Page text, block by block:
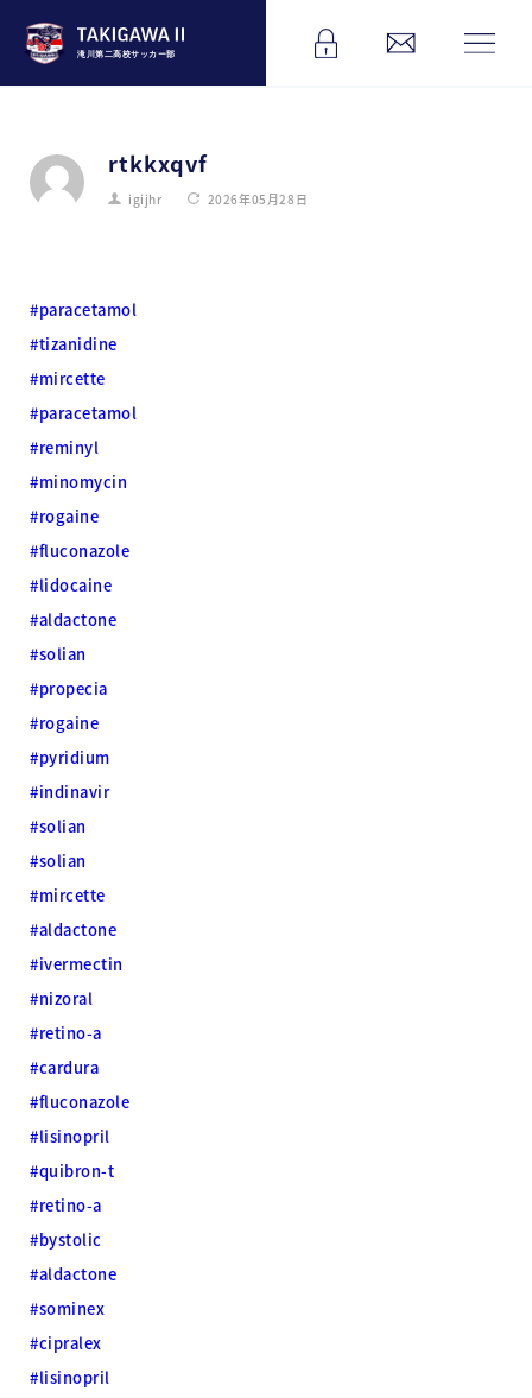
滝川第二高校サッカー部
rtkkxqvf
igijhr 2026年05月28日
#paracetamol
#tizanidine
#mircette
#paracetamol
#reminyl
#minomycin
#rogaine
#fluconazole
#lidocaine
#aldactone
#solian
#propecia
#rogaine
#pyridium
#indinavir
#solian
#solian
#mircette
#aldactone
#ivermectin
#nizoral
#retino-a
#cardura
#fluconazole
#lisinopril
#quibron-t
#retino-a
#bystolic
#aldactone
#sominex
#cipralex
#lisinopril